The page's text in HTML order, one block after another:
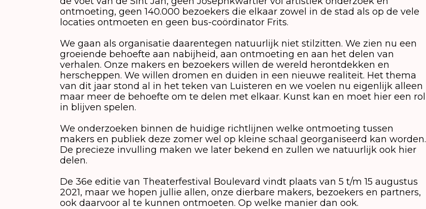
ontmoeting, geen 140.000 bezoekers die elkaar zowel in de stad als op de vele
locaties ontmoeten en geen bus-coördinator Frits.
We gaan als organisatie daarentegen natuurlijk niet stilzitten. We zien nu een
groeiende behoefte aan nabijheid, aan ontmoeting en aan het delen van
verhalen. Onze makers en bezoekers willen de wereld herontdekken en
herscheppen. We willen dromen en duiden in een nieuwe realiteit. Het thema
van dit jaar stond al in het teken van Luisteren en we voelen nu eigenlijk alleen
maar meer de behoefte om te delen met elkaar. Kunst kan en moet hier een rol
in blijven spelen.
We onderzoeken binnen de huidige richtlijnen welke ontmoeting tussen
makers en publiek deze zomer wel op kleine schaal georganiseerd kan worden.
De precieze invulling maken we later bekend en zullen we natuurlijk ook hier
delen.
De 36e editie van Theaterfestival Boulevard vindt plaats van 5 t/m 15 augustus
2021, maar we hopen jullie allen, onze dierbare makers, bezoekers en partners,
ook daarvoor al te kunnen ontmoeten. Op welke manier dan ook.